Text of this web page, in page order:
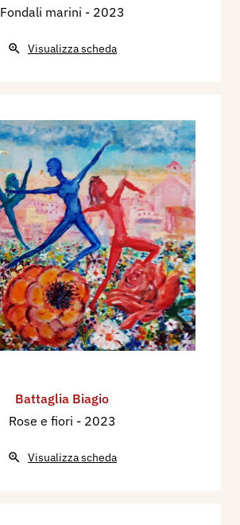
Fondali marini - 2023
Visualizza scheda
Battaglia Biagio
Rose e fiori - 2023
Visualizza scheda